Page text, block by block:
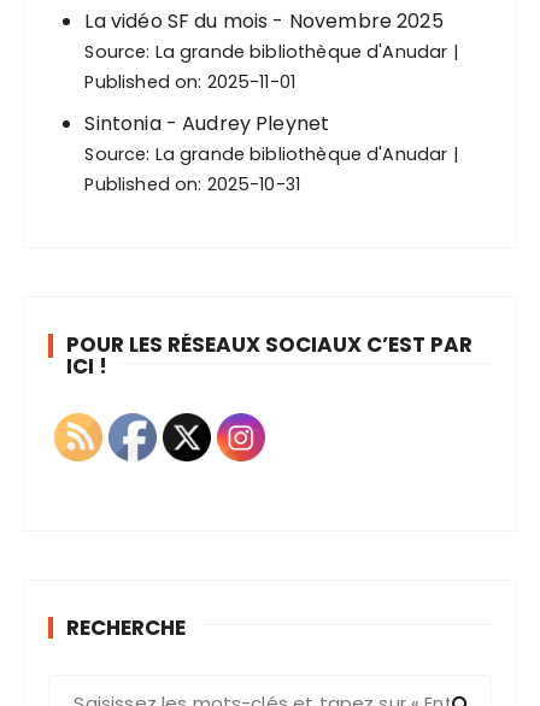
La vidéo SF du mois - Novembre 2025
Source: La grande bibliothèque d'Anudar
Published on: 2025-11-01
Sintonia - Audrey Pleynet
Source: La grande bibliothèque d'Anudar
Published on: 2025-10-31
POUR LES RÉSEAUX SOCIAUX C’EST PAR
ICI !
RECHERCHE